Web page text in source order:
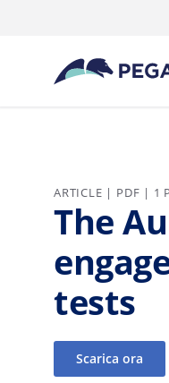
Vai direttamente al
ARTICLE | PDF | 1
The
tests
Scarica ora